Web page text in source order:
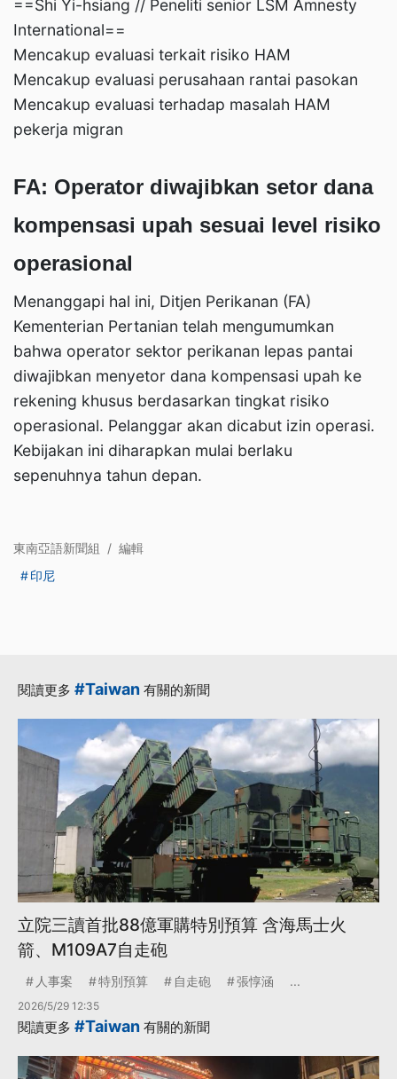
==Shi Yi-hsiang // Peneliti senior LSM Amnesty
International==
Mencakup evaluasi terkait risiko HAM
Mencakup evaluasi perusahaan rantai pasokan
Mencakup evaluasi terhadap masalah HAM
pekerja migran
FA: Operator diwajibkan setor dana
kompensasi upah sesuai level risiko
operasional
Menanggapi hal ini, Ditjen Perikanan (FA)
Kementerian Pertanian telah mengumumkan
bahwa operator sektor perikanan lepas pantai
diwajibkan menyetor dana kompensasi upah ke
rekening khusus berdasarkan tingkat risiko
operasional. Pelanggar akan dicabut izin operasi.
Kebijakan ini diharapkan mulai berlaku
sepenuhnya tahun depan.
東南亞語新聞組 / 編輯
印尼
閱讀更多 #Taiwan 有關的新聞
立院三讀首批88億軍購特別預算 含海馬士火
箭、M109A7自走砲
人事案 特別預算 自走砲 張惇涵 ...
2026/5/29 12:35
閱讀更多 #Taiwan 有關的新聞